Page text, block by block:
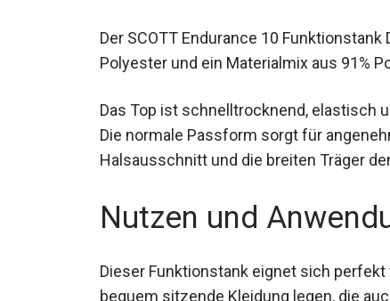
Der SCOTT Endurance 10
100% Polyester und ein Materialmix aus
Das Top ist schnelltrocknend, elastisch
entwickelt. Die normale Passform sorgt
Halsausschnitt und die breiten Träger
Nutzen und
Dieser Funktionstank eignet sich
bequem sitzende Kleidung legen, die